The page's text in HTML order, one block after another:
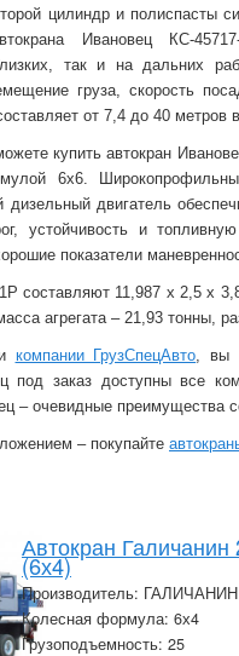
цилиндр и полиспасты
Ивановец КС-
так и на дальних
груза, скорость
от 7,4 до 40
купить автокран
6x6.
двигатель
устойчивость и
показатели
составляют 11,987 x 2,5x
агрегата – 21,93 тонны,
компании ГрузСпецАвто, вы
под заказ доступны все
– очевидные преимущества
– покупайте
Автокран
(6х4)
Производитель: ГАЛИЧАНИН
Колесная формула: 6х4
Грузоподъемность: 25